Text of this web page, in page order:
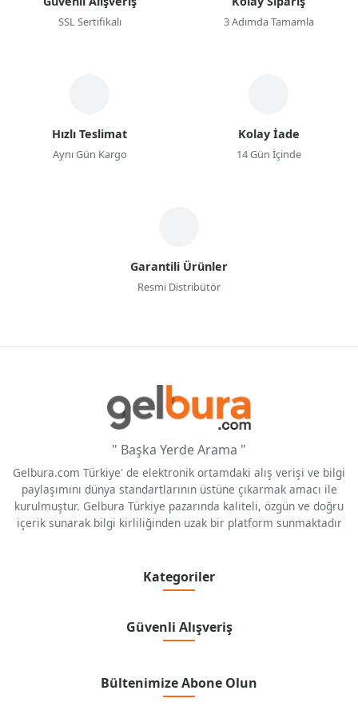
SSL Sertifikalı 3 Adımda Tamamla
Hızlı Teslimat
Aynı Gün Kargo
Kolay İade
14 Gün İçinde
Garantili Ürünler
Resmi Distribütör
" Başka Yerde Arama "
Gelbura.com Türkiye' de elektronik ortamdaki alış verişi ve bilgi
paylaşımını dünya standartlarının üstüne çıkarmak amacı ile
kurulmuştur. Gelbura Türkiye pazarında kaliteli, özgün ve doğru
içerik sunarak bilgi kirliliğinden uzak bir platform sunmaktadır
Kategoriler
Güvenli Alışveriş
Bültenimize Abone Olun